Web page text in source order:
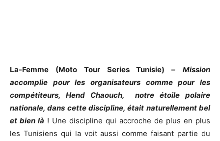
La-Femme (Moto Tour Series Tunisie) –
Mission
accomplie pour les organisateurs comme pour les
compétiteurs, Hend Chaouch, notre étoile polaire
nationale, dans cette discipline, était naturellement bel
et bien là ! Une discipline qui accroche de plus en plus
les Tunisiens qui la voit aussi comme faisant partie du